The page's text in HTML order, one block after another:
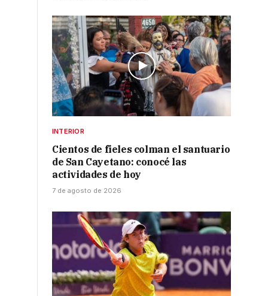
INTERIOR
Cientos de fieles colman el santuario
de San Cayetano: conocé las
actividades de hoy
7 de agosto de 2026